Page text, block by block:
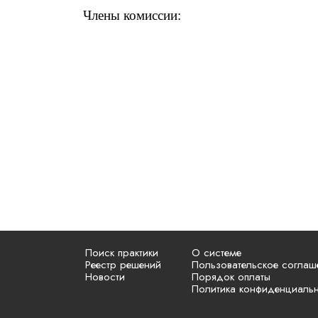
Члены комиссии:
Поиск практики
Реестр решений
Новости
О системе
Пользовательское
Порядок оплаты
Политика